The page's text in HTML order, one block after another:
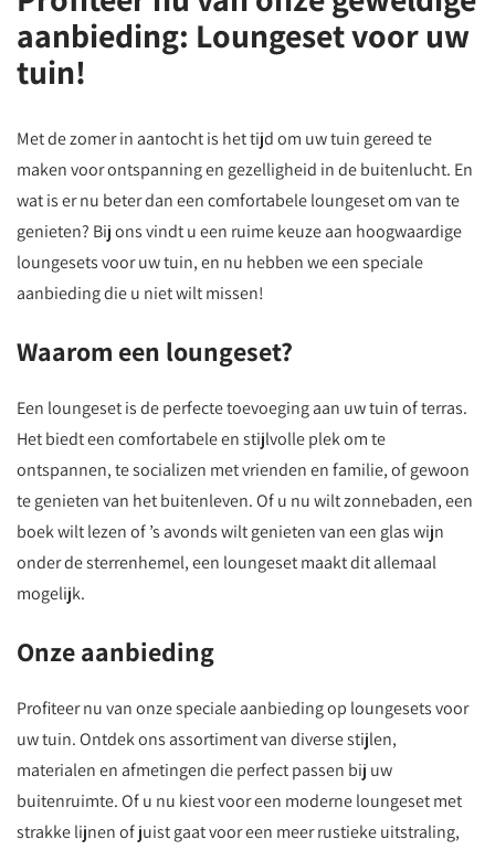
aanbieding: Loungeset voor uw
tuin!
Met de zomer in aantocht is het tijd om uw tuin gereed te
maken voor ontspanning en gezelligheid in de buitenlucht. En
wat is er nu beter dan een comfortabele loungeset om van te
genieten? Bij ons vindt u een ruime keuze aan hoogwaardige
loungesets voor uw tuin, en nu hebben we een speciale
aanbieding die u niet wilt missen!
Waarom een loungeset?
Een loungeset is de perfecte toevoeging aan uw tuin of terras.
Het biedt een comfortabele en stijlvolle plek om te
ontspannen, te socializen met vrienden en familie, of gewoon
te genieten van het buitenleven. Of u nu wilt zonnebaden, een
boek wilt lezen of ’s avonds wilt genieten van een glas wijn
onder de sterrenhemel, een loungeset maakt dit allemaal
mogelijk.
Onze aanbieding
Profiteer nu van onze speciale aanbieding op loungesets voor
uw tuin. Ontdek ons assortiment van diverse stijlen,
materialen en afmetingen die perfect passen bij uw
buitenruimte. Of u nu kiest voor een moderne loungeset met
strakke lijnen of juist gaat voor een meer rustieke uitstraling,